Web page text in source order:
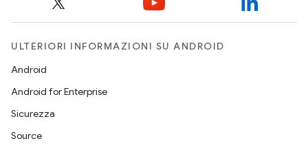
ULTERIORI INFORMAZIONI SU ANDROID
Android
Android for Enterprise
Sicurezza
Source